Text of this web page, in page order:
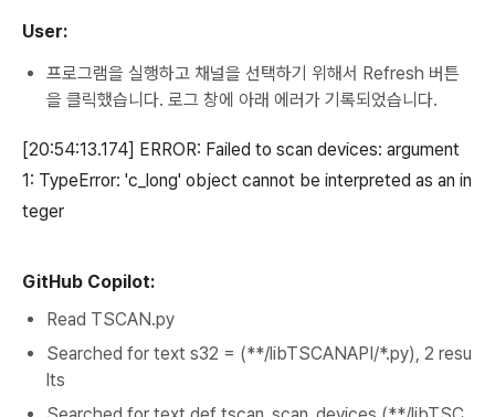
User:
프로그램을 실행하고 채널을 선택하기 위해서 Refresh 버튼
을 클릭했습니다. 로그 창에 아래 에러가 기록되었습니다.
[20:54:13.174] ERROR: Failed to scan devices: argument
1: TypeError: 'c_long' object cannot be interpreted as an in
teger
GitHub Copilot:
Read TSCAN.py
Searched for text s32 = (**/libTSCANAPI/*.py), 2 resu
lts